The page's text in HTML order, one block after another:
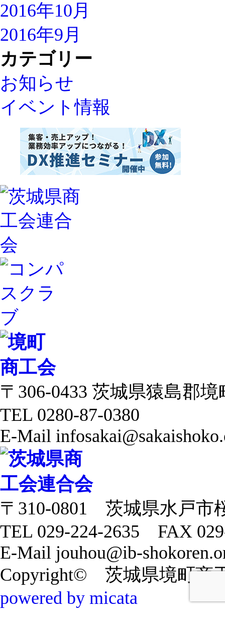
2016年10月
2016年9月
カテゴリー
お知らせ
イベント情報
〒306-0433 茨城県猿島郡境
TEL 0280-87-0380
E-Mail
〒310-0801 茨城県水戸市
TEL 029-224-2635 FAX
E-Mail jouhou@ib-
Copyright© 茨城県境町商
powered by micata